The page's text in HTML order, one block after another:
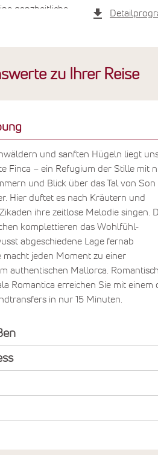
ganzheitliche
der
morgendlichen
Sitzecken
Verweilen ein.
mit der
mit
aus
Was hier
Erholung – es
ganz bei
zu Ihrer Reise
und sanften Hügeln liegt
Finca – ein Refugium der Stille mit
und Blick über das Tal von Son
Hier duftet es nach Kräutern und
ihre zeitlose Melodie singen.
komplettieren das Wohlfühl-
abgeschiedene Lage fernab
macht jeden Moment zu einer
authentischen Mallorca.
Romantica erreichen Sie mit einem
in nur 15 Minuten.